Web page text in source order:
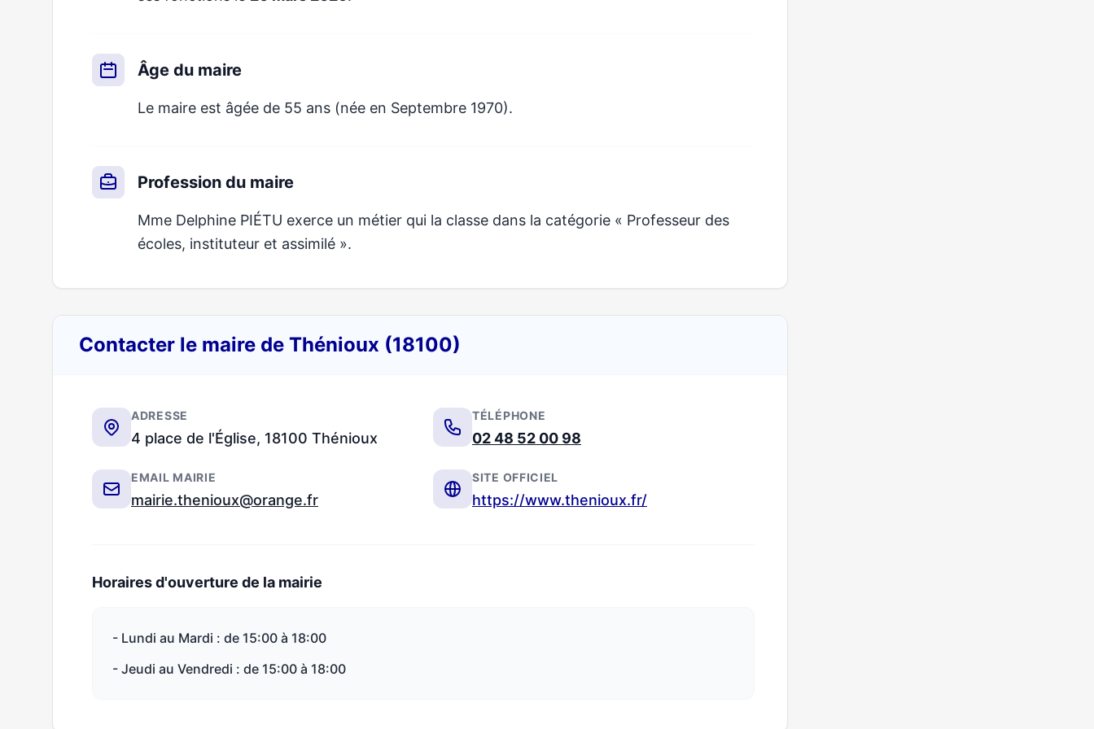
Âge du maire
Le maire est âgée de 55 ans (née en Septembre 1970).
Profession du maire
Mme Delphine PIÉTU exerce un métier qui la classe dans la catégorie « Professeur des
écoles, instituteur et assimilé ».
Contacter le maire de Thénioux (18100)
ADRESSE
4 place de l'Église, 18100 Thénioux
TÉLÉPHONE
02 48 52 00 98
EMAIL MAIRIE
mairie.thenioux@orange.fr
SITE OFFICIEL
https://www.thenioux.fr/
Horaires d'ouverture de la mairie
- Lundi au Mardi : de 15:00 à 18:00
- Jeudi au Vendredi : de 15:00 à 18:00